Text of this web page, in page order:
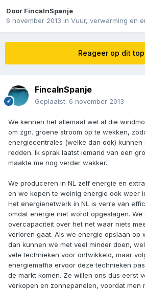
Door FincaInSpanje
6 november 2013 in Vuur, verwarming en
Reageer op dit
FincaInSpanje
Geplaatst: 6 november 2013
We kennen het allemaal wel al die
om zgn. groene stroom op te wekken,
energiecentrales (welke dan ook) kunnen
redden. Ik sprak laatst iemand van een
maakte me nog verder wakker.
We produceren in NL zelf energie en
en we kopen te weinig energie ook weer
Het energienetwerk in NL is verre van
omdat energie niet wordt opgeslagen.
overcapaciteit over het net waar niets
verloren gaat. Als we energie opslaan op
dan kunnen we met veel minder doen,
vele technieken voor ontwikkeld, maar
energiemaffia ervoor deze technieken
de markt komen. Ze willen ons dus eerst
verkopen en zonnepanelen, voordat men